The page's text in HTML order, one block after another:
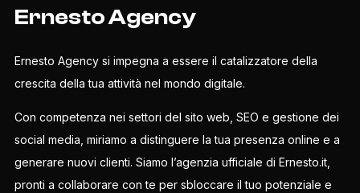
Ernesto Agency
Ernesto Agency si impegna a essere il catalizzatore della
crescita della tua attività nel mondo digitale.
Con competenza nei settori del sito web, SEO e gestione dei
social media, miriamo a distinguere la tua presenza online e a
generare nuovi clienti. Siamo l’agenzia ufficiale di Ernesto.it,
pronti a collaborare con te per sbloccare il tuo potenziale e